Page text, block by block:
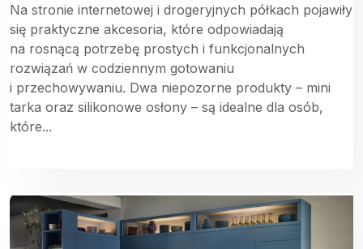
Na stronie internetowej i drogeryjnych półkach pojawiły
się praktyczne akcesoria, które odpowiadają
na rosnącą potrzebę prostych i funkcjonalnych
rozwiązań w codziennym gotowaniu
i przechowywaniu. Dwa niepozorne produkty – mini
tarka oraz silikonowe osłony – są idealne dla osób,
które...